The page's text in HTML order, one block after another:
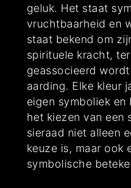
geluk. Het staat
vruchtbaarheid en
staat bekend om
spirituele kracht,
geassocieerd
aarding. Elke kleur
eigen symboliek
het kiezen van een
sieraad niet alleen
keuze is, maar ook
symbolische